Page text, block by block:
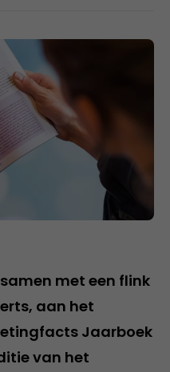
met een flink
aan het
Jaarboek
van het